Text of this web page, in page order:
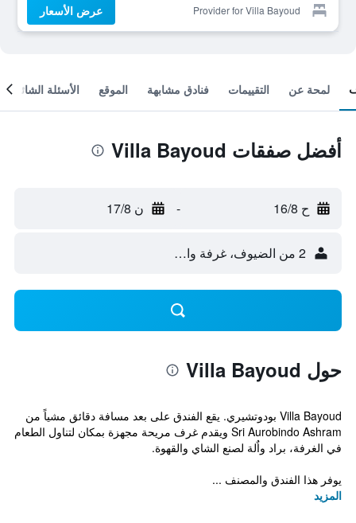
Provider for Villa Bayoud عرض الأسعار
لمحة عن التقييمات فنادق مشابهة الموقع الأسئلة الشائعة
أفضل صفقات Villa Bayoud
ح 16/8 - ن 17/8
2 من الضيوف، غرفة واحدة
حول Villa Bayoud
Villa Bayoud بودوتشيري. يقع الفندق على بعد مسافة دقائق مشياً من
Sri Aurobindo Ashram ويقدم غرف مريحة مجهزة بمكان لتناول الطعام
في الغرفة، براد واٌلة لصنع الشاي والقهوة.
يوفر هذا الفندق والمصنف ...
المزيد